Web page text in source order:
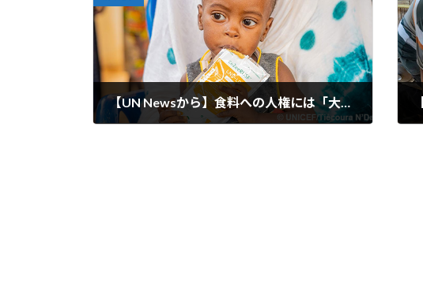
【UN Newsから】食料への人権には「大規模な投資」が必要：グテーレス氏